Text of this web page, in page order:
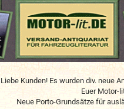
Liebe Kunden! Es wurden div. neue
Euer Motor-
Neue Porto-Grundsätze für